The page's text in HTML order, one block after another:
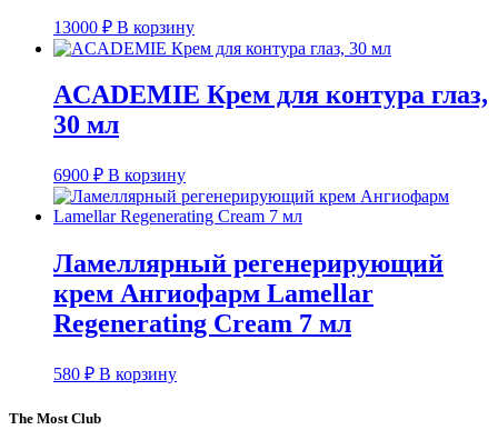
13000 ₽ В корзину
ACADEMIE Крем для контура глаз,
30 мл
6900 ₽ В корзину
Ламеллярный регенерирующий
крем Ангиофарм Lamellar
Regenerating Cream 7 мл
580 ₽ В корзину
The Most Club